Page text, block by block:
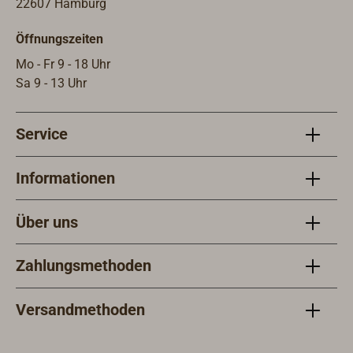
22607 Hamburg
Öffnungszeiten
Mo - Fr 9 - 18 Uhr
Sa 9 - 13 Uhr
Service
Informationen
Über uns
Zahlungsmethoden
Versandmethoden